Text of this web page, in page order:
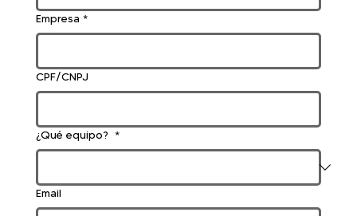
Empresa *
CPF/CNPJ
¿Qué equipo? *
Email